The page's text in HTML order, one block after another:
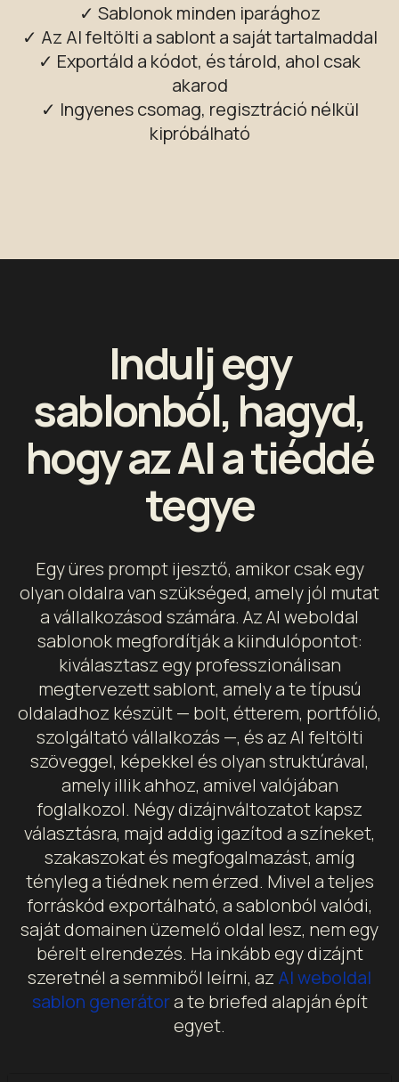
✓ Sablonok minden iparághoz
✓ Az AI feltölti a sablont a saját tartalmaddal
✓ Exportáld a kódot, és tárold, ahol csak
akarod
✓ Ingyenes csomag, regisztráció nélkül
kipróbálható
Indulj egy
sablonból, hagyd,
hogy az AI a tiéddé
tegye
Egy üres prompt ijesztő, amikor csak egy
olyan oldalra van szükséged, amely jól mutat
a vállalkozásod számára. Az AI weboldal
sablonok megfordítják a kiindulópontot:
kiválasztasz egy professzionálisan
megtervezett sablont, amely a te típusú
oldaladhoz készült — bolt, étterem, portfólió,
szolgáltató vállalkozás —, és az AI feltölti
szöveggel, képekkel és olyan struktúrával,
amely illik ahhoz, amivel valójában
foglalkozol. Négy dizájnváltozatot kapsz
választásra, majd addig igazítod a színeket,
szakaszokat és megfogalmazást, amíg
tényleg a tiédnek nem érzed. Mivel a teljes
forráskód exportálható, a sablonból valódi,
saját domainen üzemelő oldal lesz, nem egy
bérelt elrendezés. Ha inkább egy dizájnt
szeretnél a semmiből leírni, az AI weboldal
sablon generátora te briefed alapján épít
egyet.